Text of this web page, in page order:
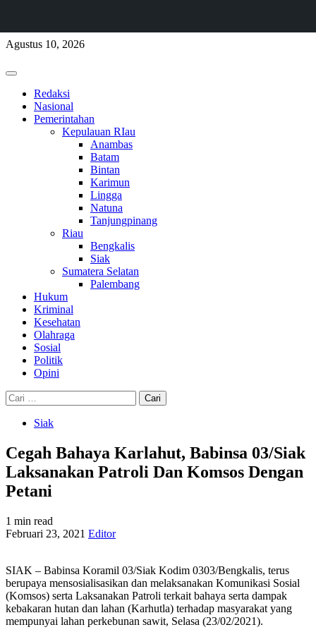
Skip
content
Agustus 10, 2026
Primary
Redaksi
Nasional
Pemerintahan
Kepulauan RIau
Anambas
Batam
Bintan
Karimun
Lingga
Natuna
Tanjungpinang
Riau
Bengkalis
Siak
Sumatera Selatan
Palembang
Hukum
Kriminal
Kesehatan
Olahraga
Sosial
Politik
Opini
Cari
untuk:
Siak
Cegah Bahaya Karlahut, Babinsa 03/Siak
Laksanakan Patroli Dan Komsos Dengan
Petani
1 min read
Februari 23, 2021 Editor
SIAK – Babinsa Koramil 03/Siak Kodim 0303/Bengkalis, terus
berupaya mensosialisasikan dan melaksanakan Komunikasi Sosial
(Komsos) serta Laksanakan Patroli terkait bahaya serta dampak
kebakaran hutan dan lahan (Karhutla) terhadap masyarakat yang
mempunyai lahan perkebunan sawit, Selasa (23/02/2021).